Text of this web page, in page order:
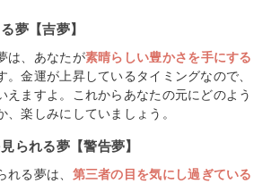
夢【吉夢】
は、あなたが素晴らしい豊かさを手にする
。金運が上昇しているタイミングなので、
えますよ。これからあなたの元にどのよう
、楽しみにしていましょう。
られる夢【警告夢】
る夢は、 第三者の目を気にし過ぎている